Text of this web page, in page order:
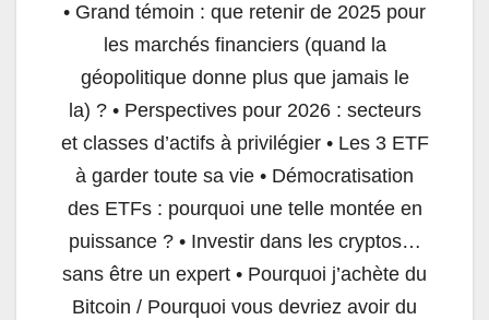
• Grand témoin : que retenir de 2025 pour
les marchés financiers (quand la
géopolitique donne plus que jamais le
la) ? • Perspectives pour 2026 : secteurs
et classes d’actifs à privilégier • Les 3 ETF
à garder toute sa vie • Démocratisation
des ETFs : pourquoi une telle montée en
puissance ? • Investir dans les cryptos…
sans être un expert • Pourquoi j’achète du
Bitcoin / Pourquoi vous devriez avoir du